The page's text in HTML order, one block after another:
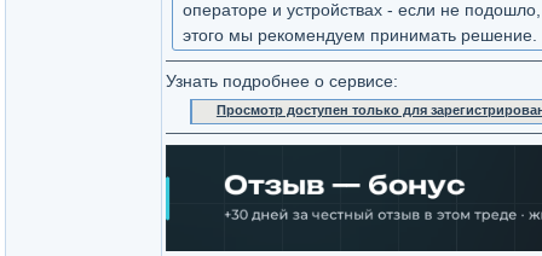
операторе и устройствах - если не
этого мы рекомендуем принимать решение.
Узнать подробнее о сервисе:
Просмотр доступен только для